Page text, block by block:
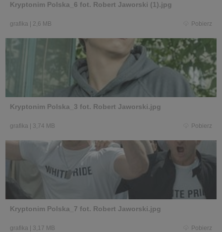
Kryptonim Polska_6 fot. Robert Jaworski (1).jpg
grafika 2,6 MB Pobierz
Kryptonim Polska_3 fot. Robert Jaworski.jpg
grafika 3,74 MB Pobierz
Kryptonim Polska_7 fot. Robert Jaworski.jpg
grafika 3,17 MB Pobierz